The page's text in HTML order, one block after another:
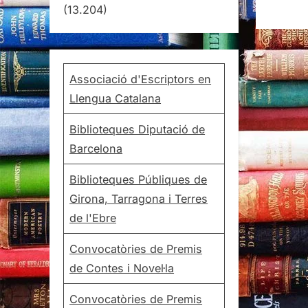
(13.204)
Associació d'Escriptors en
Llengua Catalana
Biblioteques Diputació de
Barcelona
Biblioteques Públiques de
Girona, Tarragona i Terres
de l'Ebre
Convocatòries de Premis
de Contes i Novel·la
Convocatòries de Premis